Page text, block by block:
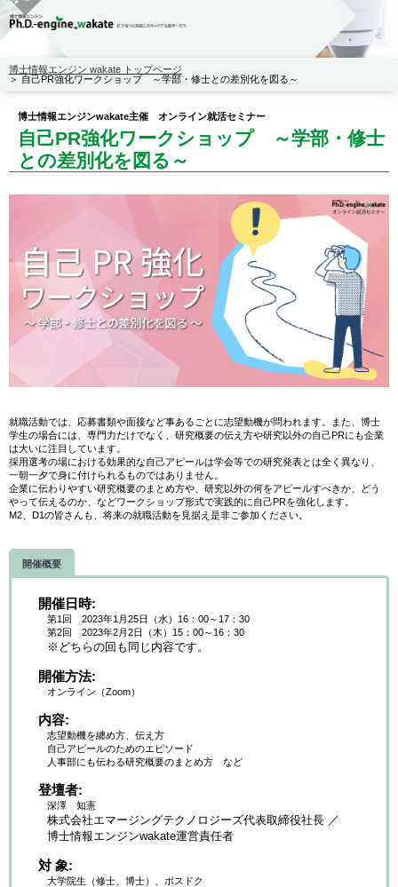
博士情報エンジン wakate トップページ
自己PR強化ワークショップ ～学部・修士との差別化を図る～
博士情報エンジンwakate主催 オンライン就活セミナー
自己PR強化ワークショップ ～学部・修士
との差別化を図る～
就職活動では、応募書類や面接など事あるごとに志望動機が問われます。また、博士
学生の場合には、専門力だけでなく、研究概要の伝え方や研究以外の自己PRにも企業
は大いに注目しています。
採用選考の場における効果的な自己アピールは学会等での研究発表とは全く異なり、
一朝一夕で身に付けられるものではありません。
企業に伝わりやすい研究概要のまとめ方や、研究以外の何をアピールすべきか、どう
やって伝えるのか、などワークショップ形式で実践的に自己PRを強化します。
M2、D1の皆さんも、将来の就職活動を見据え是非ご参加ください。
開催概要
開催日時
第1回 2023年1月25日（水）16：00～17：30
第2回 2023年2月2日（木）15：00～16：30
※どちらの回も同じ内容です。
開催方法
オンライン（Zoom）
内容
志望動機を纏め方、伝え方
自己アピールのためのエピソード
人事部にも伝わる研究概要のまとめ方 など
登壇者
深澤 知憲
株式会社エマージングテクノロジーズ代表取締役社長 ／
博士情報エンジンwakate運営責任者
対 象
大学院生（修士、博士）、ポスドク